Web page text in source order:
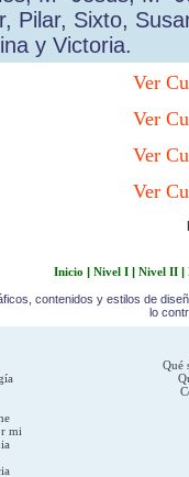
Pilar, Sixto,
y Victoria.
Ver
Ver
Ver
Ver
Inicio | Nivel I | Nivel II |
contenidos y estilos de
lo
Qué
mi